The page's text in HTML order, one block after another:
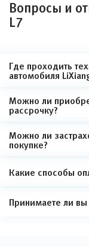
Вопросы и
L7
Где проходить
автомобиля
Можно ли
рассрочку?
Можно ли
покупке?
Какие способы
Принимаете ли вы